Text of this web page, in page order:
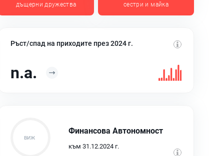
дъщерни дружества сестри и майка
Ръст/спад на приходите през 2024 г.
n.a.
Финансова Автономност
към 31.12.2024 г.